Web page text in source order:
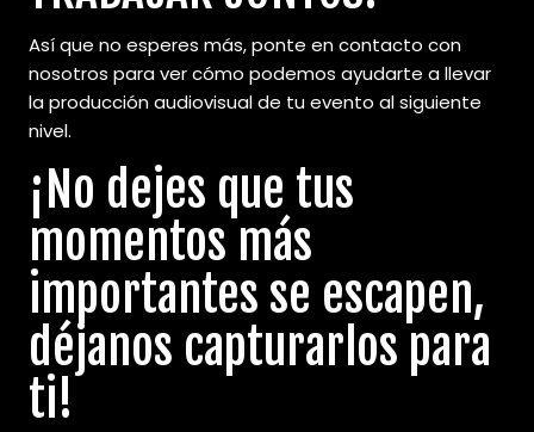
Así que no esperes más, ponte en contacto con
nosotros para ver cómo podemos ayudarte a llevar
la producción audiovisual de tu evento al siguiente
nivel.
¡ No dejes que tus
momentos más
importantes se escapen,
déjanos capturarlos para
ti!